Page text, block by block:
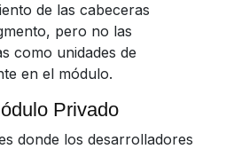
de las cabeceras
pero no las
como unidades de
en el módulo.
Privado
donde los desarrolladores